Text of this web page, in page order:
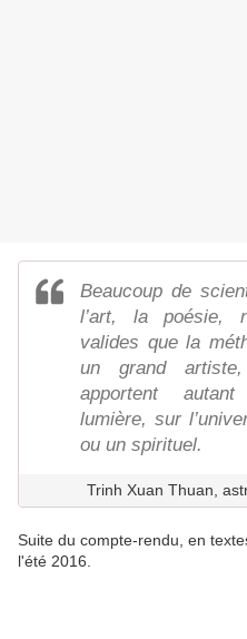
Beaucoup de
l’art, la poésie,
valides que la
un grand
apportent
lumière, sur
ou un spirituel.
Trinh Xuan Thuan,
Suite du compte-rendu, en
l'été 2016.